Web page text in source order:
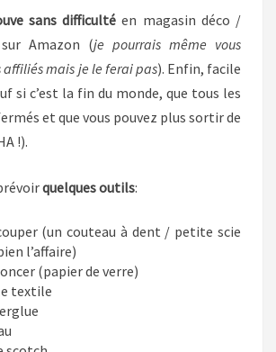
sans difficulté en magasin déco /
Amazon (je pourrais même vous
affiliés mais je le ferai pas). Enfin, facile
si c’est la fin du monde, que tous les
et que vous pouvez plus sortir de
!).
quelques outils:
(un couteau à dent / petite scie
l’affaire)
(papier de verre)
textile